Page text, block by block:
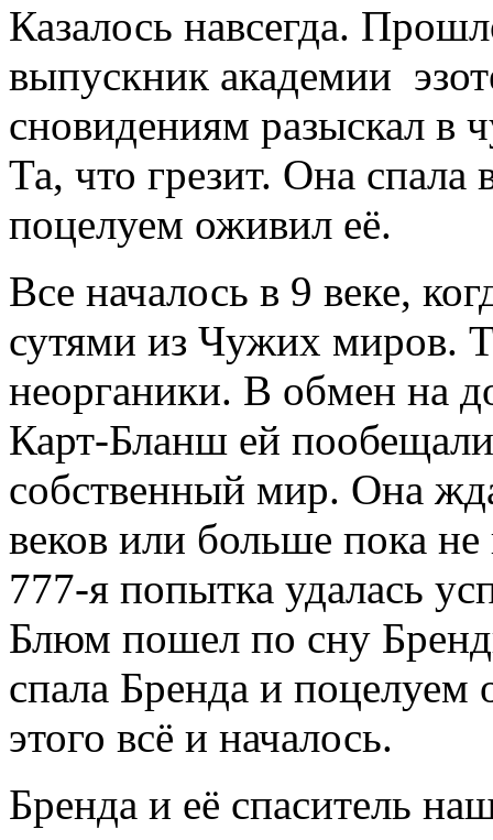
Казалось навсегда.
выпускник академии
сновидениям разыскал в
Та, что грезит. Она спала
поцелуем оживил её.
Все началось в 9 веке,
сутями из Чужих миров.
неорганики. В обмен на
Карт-Бланш ей
собственный мир. Она
веков или больше пока
777-я попытка удалась
Блюм пошел по сну
спала Бренда и
этого всё и началось.
Бренда и её спаситель